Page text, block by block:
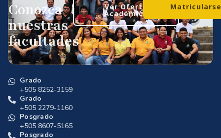
Conozca
nuestras
facultades
Ver Oferta
Académica
Grado
+505 8252-3159
Grado
+505 2279-1160
Posgrado
+505 8607-5165
Posgrado